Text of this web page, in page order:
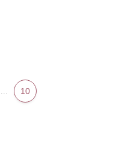
... 10